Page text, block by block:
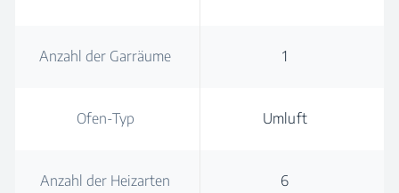
Anzahl der Garräume 1
Ofen-Typ Umluft
Anzahl der Heizarten 6